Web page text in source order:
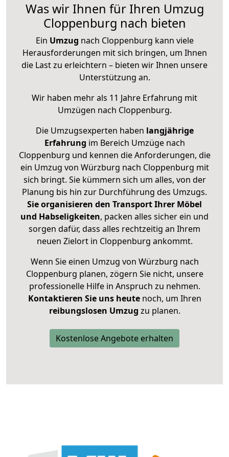
Was wir Ihnen für Ihren Umzug
Cloppenburg nach bieten
Ein Umzug nach Cloppenburg kann viele
Herausforderungen mit sich bringen, um Ihnen
die Last zu erleichtern – bieten wir Ihnen unsere
Unterstützung an.
Wir haben mehr als 11 Jahre Erfahrung mit
Umzügen nach Cloppenburg.
Die Umzugsexperten haben langjährige
Erfahrung im Bereich Umzüge nach
Cloppenburg und kennen die Anforderungen, die
ein Umzug von Würzburg nach Cloppenburg mit
sich bringt. Sie kümmern sich um alles, von der
Planung bis hin zur Durchführung des Umzugs.
Sie organisieren den Transport Ihrer Möbel
und Habseligkeiten, packen alles sicher ein und
sorgen dafür, dass alles rechtzeitig an Ihrem
neuen Zielort in Cloppenburg ankommt.
Wenn Sie einen Umzug von Würzburg nach
Cloppenburg planen, zögern Sie nicht, unsere
professionelle Hilfe in Anspruch zu nehmen.
Kontaktieren Sie uns heutenoch, um Ihren
reibungslosen Umzug zu planen.
Kostenlose Angebote erhalten